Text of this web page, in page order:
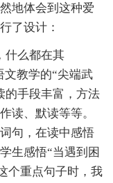
地体会到这种爱
了设计：
么都在其
文教学的“尖端武
的手段丰富，方法
读、默读等等。
句，在读中感悟
生感悟“当遇到困
个重点句子时，我